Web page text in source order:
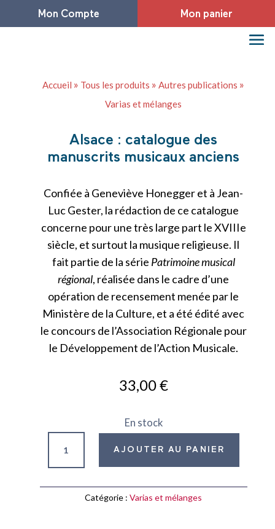
Mon Compte Mon panier
Accueil » Tous les produits »Autres publications »
Varias et mélanges
Alsace : catalogue des
manuscrits musicaux anciens
Confiée à Geneviève Honegger et à Jean-
Luc Gester, la rédaction de ce catalogue
concerne pour une très large part le XVIIIe
siècle, et surtout la musique religieuse. Il
fait partie de la série Patrimoine musical
régional, réalisée dans le cadre d’une
opération de recensement menée par le
Ministère de la Culture, et a été édité avec
le concours de l’Association Régionale pour
le Développement de l’Action Musicale.
33,00€
En stock
AJOUTER AU PANIER
Catégorie :Varias et mélanges